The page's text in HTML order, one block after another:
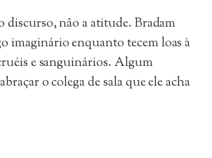
discurso, não a atitude. Bradam
imaginário enquanto tecem loas à
e sanguinários. Algum
o colega de sala que ele acha